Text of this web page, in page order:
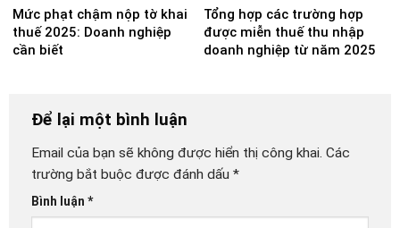
Mức phạt chậm nộp tờ khai
thuế 2025: Doanh nghiệp
cần biết
Tổng hợp các trường hợp
được miễn thuế thu nhập
doanh nghiệp từ năm 2025
Để lại một bình luận
Email của bạn sẽ không được hiển thị công khai. Các
trường bắt buộc được đánh dấu *
Bình luận *